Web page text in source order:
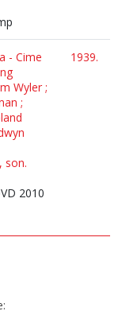
- Cime
Wyler ;
;
son.
2010
1939.